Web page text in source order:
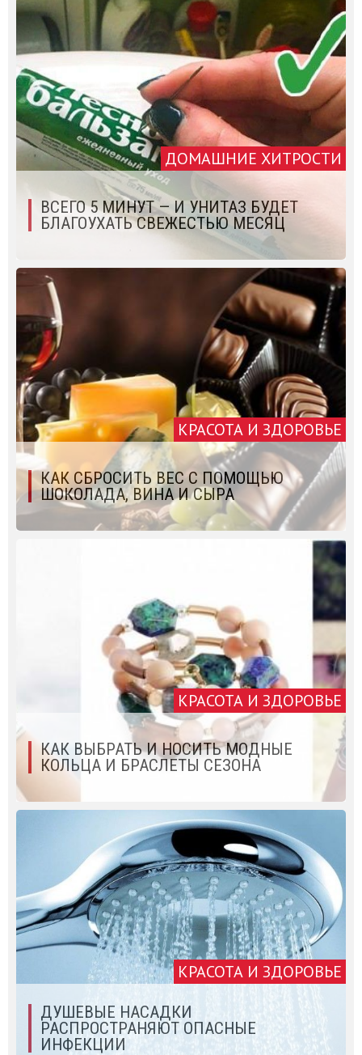
ДОМАШНИЕ ХИТРОСТИ
ВСЕГО 5 МИНУТ — И УНИТАЗ БУДЕТ
БЛАГОУХАТЬ СВЕЖЕСТЬЮ МЕСЯЦ
КРАСОТА И ЗДОРОВЬЕ
КАК СБРОСИТЬ ВЕС С ПОМОЩЬЮ
ШОКОЛАДА, ВИНА И СЫРА
КРАСОТА И ЗДОРОВЬЕ
КАК ВЫБРАТЬ И НОСИТЬ МОДНЫЕ
КОЛЬЦА И БРАСЛЕТЫ СЕЗОНА
КРАСОТА И ЗДОРОВЬЕ
ДУШЕВЫЕ НАСАДКИ
РАСПРОСТРАНЯЮТ ОПАСНЫЕ
ИНФЕКЦИИ